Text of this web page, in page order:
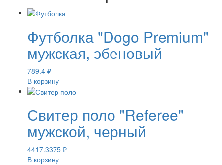
Футболка "Dogo Premium"
мужская, эбеновый
789.4 ₽
В корзину
Свитер поло "Referee"
мужской, черный
4417.3375 ₽
В корзину